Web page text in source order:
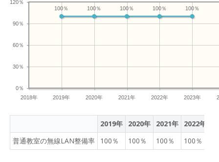
回目の授業であることを示
し、この日の「めやすの学
どのように学ぶのかを生徒
単元全体のスケジュール
「ふりかえり」を書く欄が
あるので、授業の最後にふ
りかえりを行えるようにな
っています。単元を通じて
毎回の授業で「何をどのよ
2018年 2019年 2020年 2021年 2022年 2023年
0％
30％
60％
90％
120％
100％
100％
100％
100％
100％
2019年 2020年 2021年 2022年
普通教室の無線LAN整備率
100％ 100％ 100％ 100％